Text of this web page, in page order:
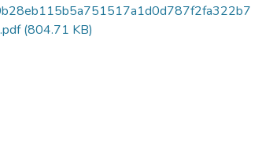
(804.71 KB)